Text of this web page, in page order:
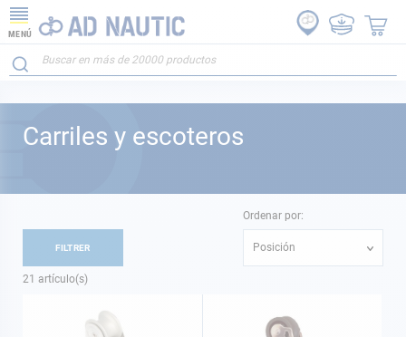
MENÚ
Carriles y escoteros
21 artículo(s)
Ordenar por:
Posición
FILTRER